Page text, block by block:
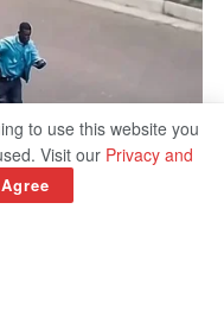
to use this website you
Visit our Privacy and